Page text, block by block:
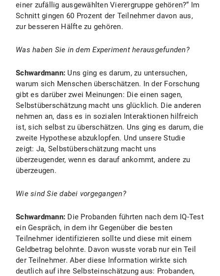
einer zufällig ausgewählten Vierergruppe gehören?“ Im
Schnitt gingen 60 Prozent der Teilnehmer davon aus,
zur besseren Hälfte zu gehören.
Was haben Sie in dem Experiment herausgefunden?
Schwardmann: Uns ging es darum, zu untersuchen,
warum sich Menschen überschätzen. In der Forschung
gibt es darüber zwei Meinungen: Die einen sagen,
Selbstüberschätzung macht uns glücklich. Die anderen
nehmen an, dass es in sozialen Interaktionen hilfreich
ist, sich selbst zu überschätzen. Uns ging es darum, die
zweite Hypothese abzuklopfen. Und unsere Studie
zeigt: Ja, Selbstüberschätzung macht uns
überzeugender, wenn es darauf ankommt, andere zu
überzeugen.
Wie sind Sie dabei vorgegangen?
Schwardmann: Die Probanden führten nach dem IQ-Test
ein Gespräch, in dem ihr Gegenüber die besten
Teilnehmer identifizieren sollte und diese mit einem
Geldbetrag belohnte. Davon wusste vorab nur ein Teil
der Teilnehmer. Aber diese Information wirkte sich
deutlich auf ihre Selbsteinschätzung aus: Probanden,